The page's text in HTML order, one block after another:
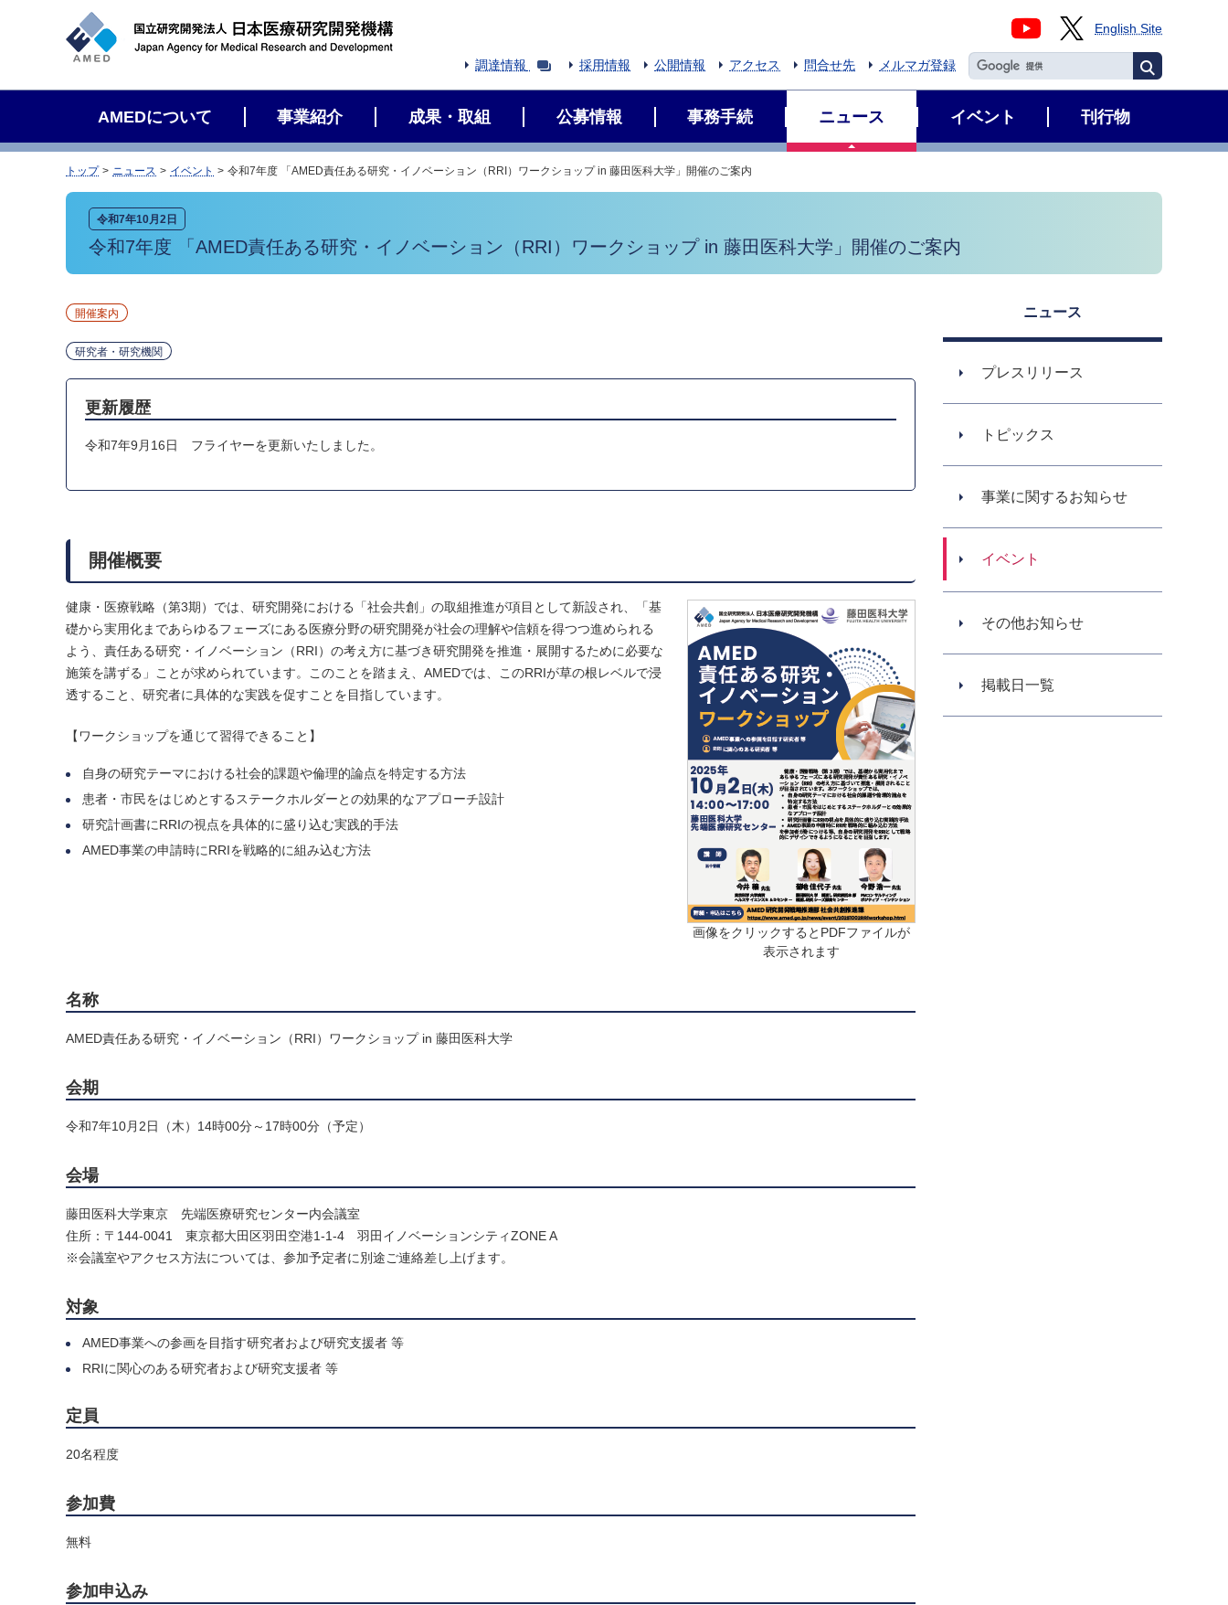
English Site
調達情報 採用情報 公開情報 アクセス 問合せ先 メルマガ登録
AMEDについて 事業紹介 成果・取組 公募情報 事務手続 ニュース イベント 刊行物
トップ ニュース イベント 令和7年度 「AMED責任ある研究・イノベーション（RRI）ワークショップ in 藤田医科大学」開催のご案内
令和7年10月2日
令和7年度 「AMED責任ある研究・イノベーション（RRI）ワークショップ in 藤田医科大学」開催のご案内
開催案内
研究者・研究機関
更新履歴
令和7年9月16日 フライヤーを更新いたしました。
開催概要
健康・医療戦略（第3期）では、研究開発における「社会共創」の取組推進が項目として新設され、「基
礎から実用化まであらゆるフェーズにある医療分野の研究開発が社会の理解や信頼を得つつ進められる
よう、責任ある研究・イノベーション（RRI）の考え方に基づき研究開発を推進・展開するために必要な
施策を講ずる」ことが求められています。このことを踏まえ、AMEDでは、このRRIが草の根レベルで浸
透すること、研究者に具体的な実践を促すことを目指しています。
【ワークショップを通じて習得できること】
自身の研究テーマにおける社会的課題や倫理的論点を特定する方法
患者・市民をはじめとするステークホルダーとの効果的なアプローチ設計
研究計画書にRRIの視点を具体的に盛り込む実践的手法
AMED事業の申請時にRRIを戦略的に組み込む方法
画像をクリックするとPDFファイルが
表示されます
名称
AMED責任ある研究・イノベーション（RRI）ワークショップ in 藤田医科大学
会期
令和7年10月2日（木）14時00分～17時00分（予定）
会場
藤田医科大学東京 先端医療研究センター内会議室
住所：〒144-0041 東京都大田区羽田空港1-1-4 羽田イノベーションシティZONE A
※会議室やアクセス方法については、参加予定者に別途ご連絡差し上げます。
対象
AMED事業への参画を目指す研究者および研究支援者 等
RRIに関心のある研究者および研究支援者 等
定員
20名程度
参加費
無料
参加申込み
ニュース
プレスリリース
トピックス
事業に関するお知らせ
イベント
その他お知らせ
掲載日一覧